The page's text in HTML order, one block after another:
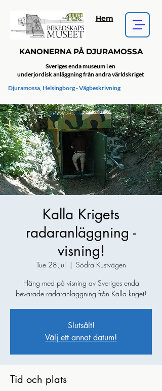
KANONERNA PÅ DJURAMOSSA
Djuramossa, Helsingborg - Vägbeskrivning
Sveriges enda museum i en
underjordisk anläggning från andra världskriget
Hem
Kalla Krigets
radaranläggning -
visning!
Tue 28 Jul
  |
Södra Kustvägen
Häng med på visning av Sveriges enda
bevarade radaranläggning från Kalla kriget!
Slutsålt!
Välj ett annat datum!
Tid och plats